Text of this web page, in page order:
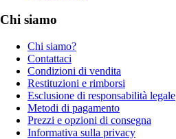
Chi siamo
Chi siamo?
Contattaci
Condizioni di vendita
Restituzioni e rimborsi
Esclusione di responsabilità legale
Metodi di pagamento
Prezzi e opzioni di consegna
Informativa sulla privacy